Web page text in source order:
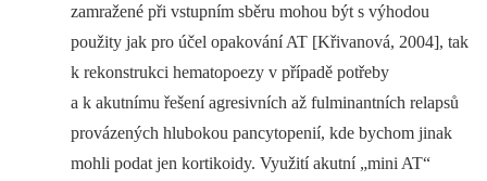
zamražené při vstupním sběru mohou být s výhodou
použity jak pro účel opakování AT [Křivanová, 2004], tak
k rekonstrukci hematopoezy v případě potřeby
a k akutnímu řešení agresivních až fulminantních relapsů
provázených hlubokou pancytopenií, kde bychom jinak
mohli podat jen kortikoidy. Využití akutní „mini AT“